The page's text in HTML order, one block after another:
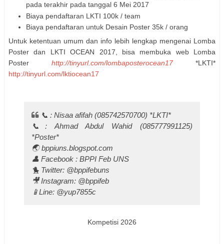
pada terakhir pada tanggal 6 Mei 2017
Biaya pendaftaran LKTI 100k / team
Biaya pendaftaran untuk Desain Poster 35k / orang
Untuk ketentuan umum dan info lebih lengkap mengenai Lomba
Poster dan LKTI OCEAN 2017, bisa membuka web Lomba
Poster http://tinyurl.com/lombaposterocean17*LKTI*
http://tinyurl.com/lktiocean17
📞 : Nisaa afifah (085742570700) *LKTI*
📞: Ahmad Abdul Wahid (085777991125)
*Poster*
🌏 bppiuns.blogspot.com
👤 Facebook : BPPI Feb UNS
🐤 Twitter: @bppifebuns
🎥 Instagram: @bppifeb
📱Line: @yup7855c
Kompetisi 2026